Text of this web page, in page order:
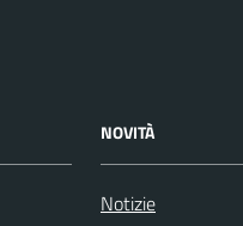
NOVITÀ
Notizie